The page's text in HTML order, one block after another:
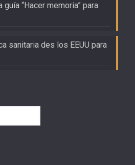
“Hacer memoria” para
sanitaria des los EEUU para